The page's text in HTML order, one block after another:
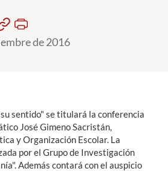
de 2016
sentido" se titulará la conferencia
José Gimeno Sacristán,
y Organización Escolar. La
por el Grupo de Investigación
Además contará con el auspicio